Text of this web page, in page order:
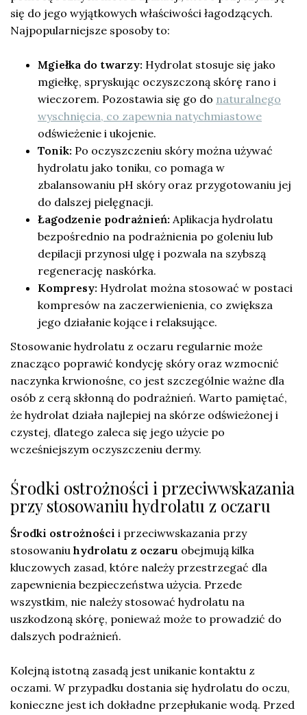
się do jego wyjątkowych właściwości łagodzących.
Najpopularniejsze sposoby to:
Mgiełka do twarzy: Hydrolat stosuje się jako
mgiełkę, spryskując oczyszczoną skórę rano i
wieczorem. Pozostawia się go do naturalnego
wyschnięcia, co zapewnia natychmiastowe
odświeżenie i ukojenie.
Tonik: Po oczyszczeniu skóry można używać
hydrolatu jako toniku, co pomaga w
zbalansowaniu pH skóry oraz przygotowaniu jej
do dalszej pielęgnacji.
Łagodzenie podrażnień: Aplikacja hydrolatu
bezpośrednio na podrażnienia po goleniu lub
depilacji przynosi ulgę i pozwala na szybszą
regenerację naskórka.
Kompresy: Hydrolat można stosować w postaci
kompresów na zaczerwienienia, co zwiększa
jego działanie kojące i relaksujące.
Stosowanie hydrolatu z oczaru regularnie może
znacząco poprawić kondycję skóry oraz wzmocnić
naczynka krwionośne, co jest szczególnie ważne dla
osób z cerą skłonną do podrażnień. Warto pamiętać,
że hydrolat działa najlepiej na skórze odświeżonej i
czystej, dlatego zaleca się jego użycie po
wcześniejszym oczyszczeniu dermy.
Środki ostrożności i przeciwwskazania
przy stosowaniu hydrolatu z oczaru
Środki ostrożności i przeciwwskazania przy
stosowaniu hydrolatu z oczaru obejmują kilka
kluczowych zasad, które należy przestrzegać dla
zapewnienia bezpieczeństwa użycia. Przede
wszystkim, nie należy stosować hydrolatu na
uszkodzoną skórę, ponieważ może to prowadzić do
dalszych podrażnień.
Kolejną istotną zasadą jest unikanie kontaktu z
oczami. W przypadku dostania się hydrolatu do oczu,
konieczne jest ich dokładne przepłukanie wodą. Przed